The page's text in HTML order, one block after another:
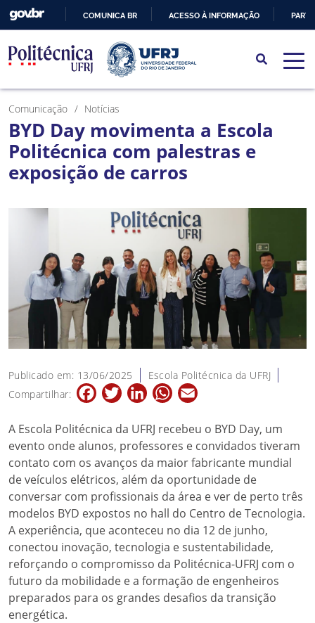
PARA
O
CONTEÚDO
COMUNICA BR ACESSO À INFORMAÇÃO
Comunicação Notícias
BYD Day movimenta a Escola
Politécnica com palestras e
exposição de carros
Publicado em: 13/06/2025
Escola Politécnica da UFRJ
Compartilhar:
FacebookTwitterLinkedInWhatsApp
A Escola Politécnica da UFRJ recebeu o BYD Day, um
evento onde alunos, professores e convidados tiveram
contato com os avanços da maior fabricante mundial
de veículos elétricos, além da oportunidade de
conversar com profissionais da área e ver de perto três
modelos BYD expostos no hall do Centro de Tecnologia.
A experiência, que aconteceu no dia 12 de junho,
conectou inovação, tecnologia e sustentabilidade,
reforçando o compromisso da Politécnica-UFRJ com o
futuro da mobilidade e a formação de engenheiros
preparados para os grandes desafios da transição
energética.